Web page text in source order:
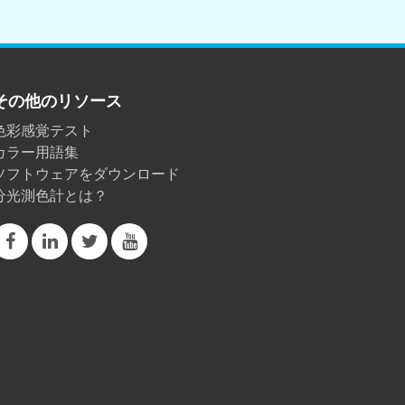
の他のリソース
彩感覚テスト
ラー用語集
フトウェアをダウンロード
光測色計とは？